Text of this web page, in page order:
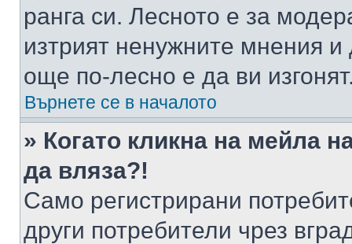
ранга си. Лесното е за
изтрият ненужните мнения
още по-лесно е да ви
Върнете се в началото
» Когато кликна на мейла
да вляза?!
Само регистрирани
други потребители чрез